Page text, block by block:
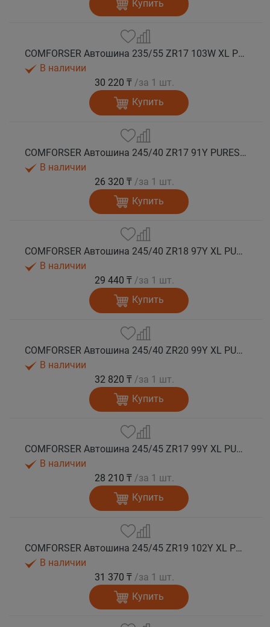
Купить
COMFORSER Автошина 235/55 ZR17 103W XL PURESPEED лето
В наличии
30 220 ₸ /за 1 шт.
Купить
COMFORSER Автошина 245/40 ZR17 91Y PURESPEED лето
В наличии
26 320 ₸ /за 1 шт.
Купить
COMFORSER Автошина 245/40 ZR18 97Y XL PURESPEED лето
В наличии
29 440 ₸ /за 1 шт.
Купить
COMFORSER Автошина 245/40 ZR20 99Y XL PURESPEED лето
В наличии
32 820 ₸ /за 1 шт.
Купить
COMFORSER Автошина 245/45 ZR17 99Y XL PURESPEED лето
В наличии
28 210 ₸ /за 1 шт.
Купить
COMFORSER Автошина 245/45 ZR19 102Y XL PURESPEED лето
В наличии
31 370 ₸ /за 1 шт.
Купить